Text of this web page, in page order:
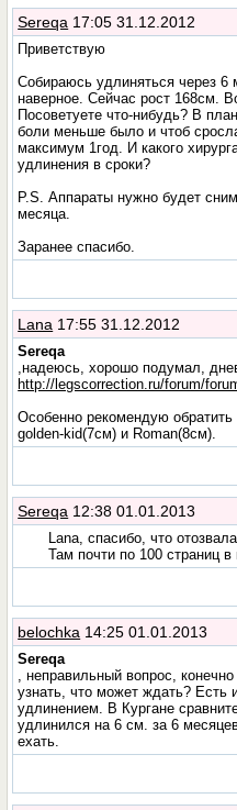
Sereqa 17:05 31.12.2012
Приветствую
Собираюсь удлиняться через 6
наверное. Сейчас рост 168см.
Посоветуете что-нибудь? В
боли меньше было и чтоб
максимум 1год. И какого
удлинения в сроки?
P.S. Аппараты нужно будет
месяца.
Заранее спасибо.
Lana 17:55 31.12.2012
Sereqa
,надеюсь, хорошо подумал,
http://legscorrection.ru/forum/
Особенно рекомендую
golden-kid(7см) и Roman(8см).
Sereqa 12:38 01.01.2013
Lana, спасибо, что
Там почти по 100 страниц
belochka 14:25 01.01.2013
Sereqa
, неправильный вопрос,
узнать, что может ждать? Есть
удлинением. В Кургане
удлинился на 6 см. за 6
ехать.